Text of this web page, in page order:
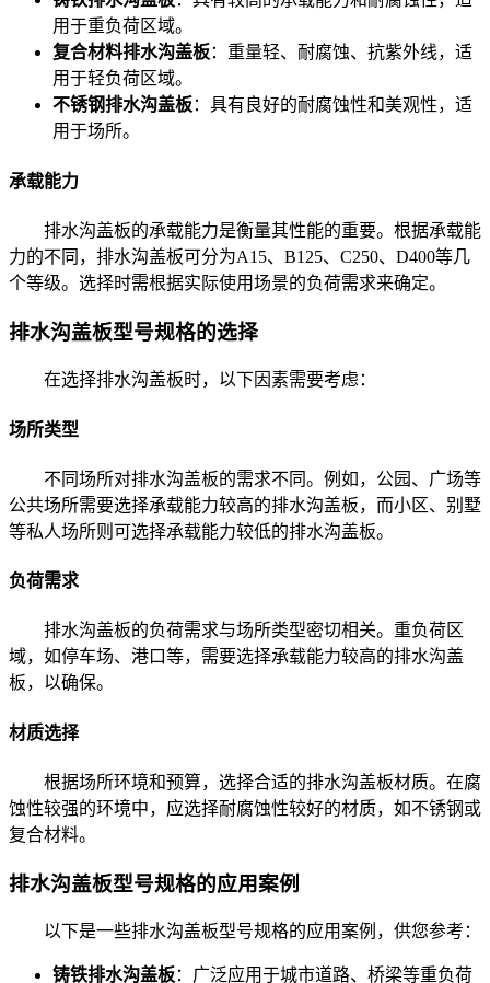
用于重负荷区域。
复合材料排水沟盖板：重量轻、耐腐蚀、抗紫外线，适
用于轻负荷区域。
不锈钢排水沟盖板：具有良好的耐腐蚀性和美观性，适
用于场所。
承载能力
排水沟盖板的承载能力是衡量其性能的重要。根据承载能
力的不同，排水沟盖板可分为A15、B125、C250、D400等几
个等级。选择时需根据实际使用场景的负荷需求来确定。
排水沟盖板型号规格的选择
在选择排水沟盖板时，以下因素需要考虑：
场所类型
不同场所对排水沟盖板的需求不同。例如，公园、广场等
公共场所需要选择承载能力较高的排水沟盖板，而小区、别墅
等私人场所则可选择承载能力较低的排水沟盖板。
负荷需求
排水沟盖板的负荷需求与场所类型密切相关。重负荷区
域，如停车场、港口等，需要选择承载能力较高的排水沟盖
板，以确保。
材质选择
根据场所环境和预算，选择合适的排水沟盖板材质。在腐
蚀性较强的环境中，应选择耐腐蚀性较好的材质，如不锈钢或
复合材料。
排水沟盖板型号规格的应用案例
以下是一些排水沟盖板型号规格的应用案例，供您参考：
铸铁排水沟盖板：广泛应用于城市道路、桥梁等重负荷